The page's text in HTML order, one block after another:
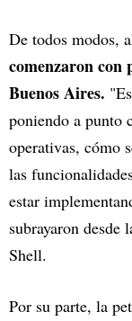
De todos modos,
comenzaron con
Buenos Aires.
poniendo a punto
operativas, cómo
las
estar
subrayaron
Shell.
Por su parte, la